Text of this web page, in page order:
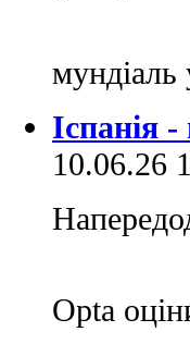
Іспанія
10.06.26
Opta